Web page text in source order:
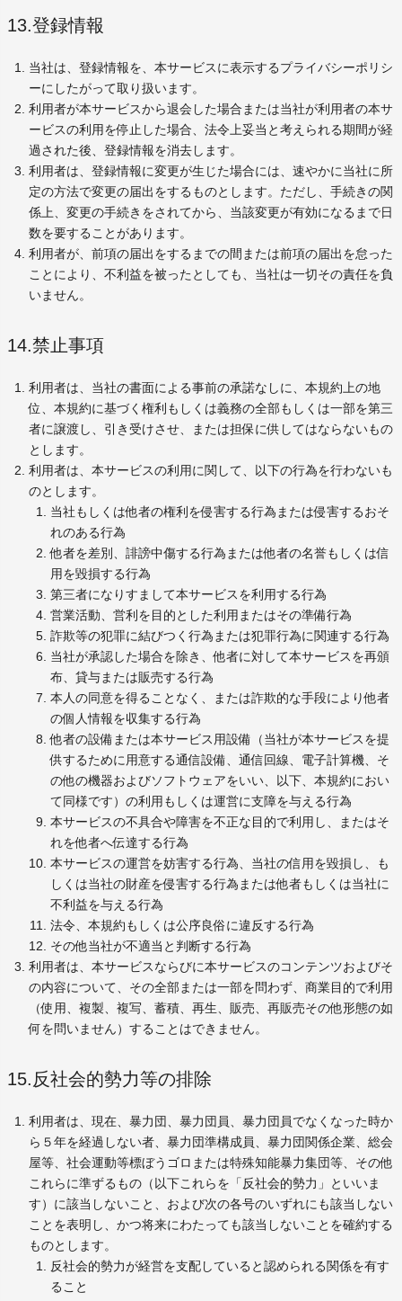
13.登録情報
当社は、登録情報を、本サービスに表示するプライバシーポリシ
ーにしたがって取り扱います。
利用者が本サービスから退会した場合または当社が利用者の本サ
ービスの利用を停止した場合、法令上妥当と考えられる期間が経
過された後、登録情報を消去します。
利用者は、登録情報に変更が生じた場合には、速やかに当社に所
定の方法で変更の届出をするものとします。ただし、手続きの関
係上、変更の手続きをされてから、当該変更が有効になるまで日
数を要することがあります。
利用者が、前項の届出をするまでの間または前項の届出を怠った
ことにより、不利益を被ったとしても、当社は一切その責任を負
いません。
14.禁止事項
利用者は、当社の書面による事前の承諾なしに、本規約上の地
位、本規約に基づく権利もしくは義務の全部もしくは一部を第三
者に譲渡し、引き受けさせ、または担保に供してはならないもの
とします。
利用者は、本サービスの利用に関して、以下の行為を行わないも
のとします。
当社もしくは他者の権利を侵害する行為または侵害するおそ
れのある行為
他者を差別、誹謗中傷する行為または他者の名誉もしくは信
用を毀損する行為
第三者になりすまして本サービスを利用する行為
営業活動、営利を目的とした利用またはその準備行為
詐欺等の犯罪に結びつく行為または犯罪行為に関連する行為
当社が承認した場合を除き、他者に対して本サービスを再頒
布、貸与または販売する行為
本人の同意を得ることなく、または詐欺的な手段により他者
の個人情報を収集する行為
他者の設備または本サービス用設備（当社が本サービスを提
供するために用意する通信設備、通信回線、電子計算機、そ
の他の機器およびソフトウェアをいい、以下、本規約におい
て同様です）の利用もしくは運営に支障を与える行為
本サービスの不具合や障害を不正な目的で利用し、またはそ
れを他者へ伝達する行為
本サービスの運営を妨害する行為、当社の信用を毀損し、も
しくは当社の財産を侵害する行為または他者もしくは当社に
不利益を与える行為
法令、本規約もしくは公序良俗に違反する行為
その他当社が不適当と判断する行為
利用者は、本サービスならびに本サービスのコンテンツおよびそ
の内容について、その全部または一部を問わず、商業目的で利用
（使用、複製、複写、蓄積、再生、販売、再販売その他形態の如
何を問いません）することはできません。
15.反社会的勢力等の排除
利用者は、現在、暴力団、暴力団員、暴力団員でなくなった時か
ら５年を経過しない者、暴力団準構成員、暴力団関係企業、総会
屋等、社会運動等標ぼうゴロまたは特殊知能暴力集団等、その他
これらに準ずるもの（以下これらを「反社会的勢力」といいま
す）に該当しないこと、および次の各号のいずれにも該当しない
ことを表明し、かつ将来にわたっても該当しないことを確約する
ものとします。
反社会的勢力が経営を支配していると認められる関係を有す
ること